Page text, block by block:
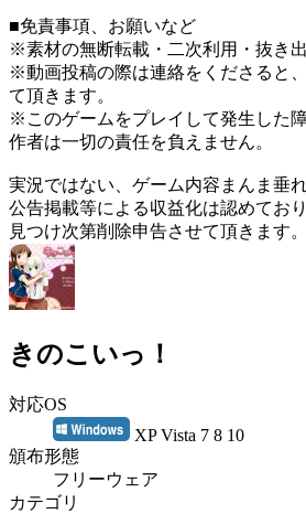
■免責事項、お願いなど
※素材の無断転載・二次利用・抜き
※動画投稿の際は連絡をくださると
て頂きます。
※このゲームをプレイして発生した
作者は一切の責任を負えません。
実況ではない、ゲーム内容まんま垂
公告掲載等による収益化は認めており
見つけ次第削除申告させて頂きます。
きのこいっ！
対応OS
XP Vista 7 8 10
頒布形態
フリーウェア
カテゴリ